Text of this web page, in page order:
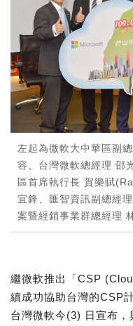
左起為微軟大中華區副
容、台灣微軟總經理 邵
區首席執行長 賀樂賦
宜鋒、匯智資訊副總經
案暨經銷事業群總經理
繼微軟推出「CSP
續成功協助台灣的CSP
台灣微軟今(3) 日宣布，